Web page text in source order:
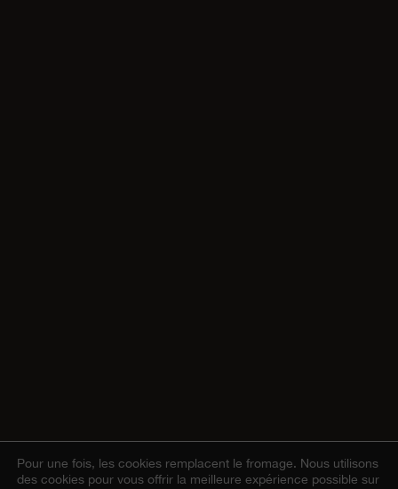
Pour une fois, les cookies remplacent le fromage. Nous utilisons
des cookies pour vous offrir la meilleure expérience possible sur